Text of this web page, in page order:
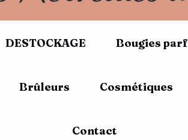
DESTOCKAGE Bougies
Brûleurs Cosmétiques
Contact